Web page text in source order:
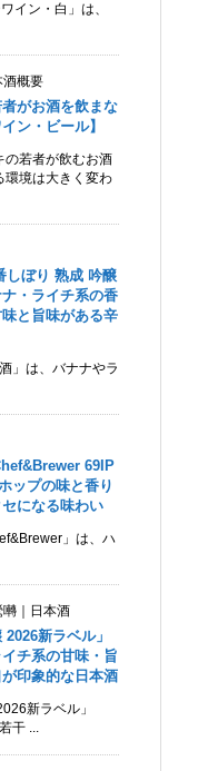
イン・白」は、
酒概要
がお酒を飲まな
ン・ビール】
の若者が飲むお酒
環境は大きく変わ
しぼり 熟成 吟醸
・ライチ系の香
と旨味がある辛
」は、バナナやラ
69IP
ップの味と香り
になる味わい
」は、ハ
囀｜日本酒
新ラベル」
チ系の甘味・旨
印象的な日本酒
新ラベル」
干 ...